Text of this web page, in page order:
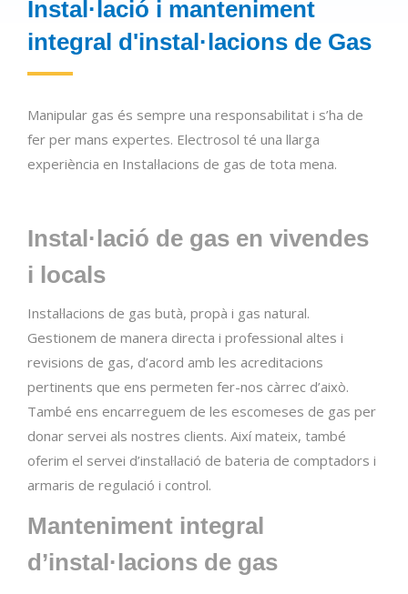
Instal·lació i manteniment
integral d'instal·lacions de Gas
Manipular gas és sempre una responsabilitat i s’ha de
fer per mans expertes. Electrosol té una llarga
experiència en Instal·lacions de gas de tota mena.
Instal·lació de gas en vivendes
i locals
Instal·lacions de gas butà, propà i gas natural.
Gestionem de manera directa i professional altes i
revisions de gas, d’acord amb les acreditacions
pertinents que ens permeten fer-nos càrrec d’això.
També ens encarreguem de les escomeses de gas per
donar servei als nostres clients. Així mateix, també
oferim el servei d’instal·lació de bateria de comptadors i
armaris de regulació i control.
Manteniment integral
d’instal·lacions de gas